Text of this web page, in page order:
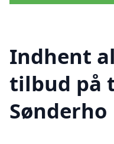
Indhent
tilbud på
Sønderho